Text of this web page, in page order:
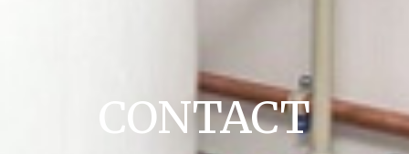
CONTACT